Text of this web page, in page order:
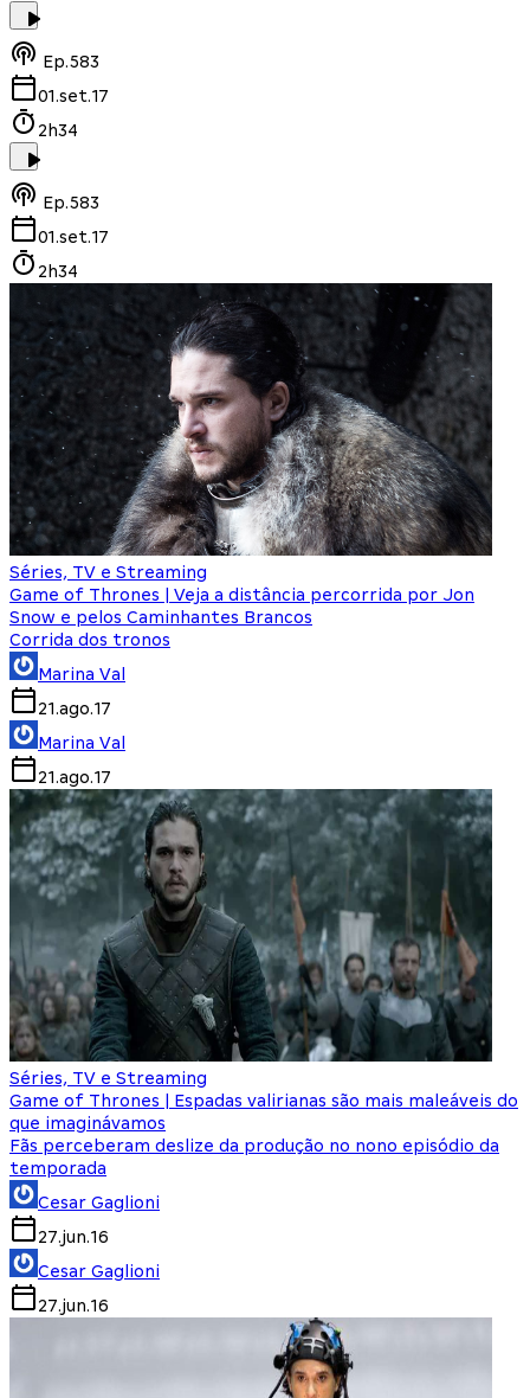
Ep.583
01.set.17
2h34
Ep.583
01.set.17
2h34
Séries, TV e Streaming
Game of Thrones | Veja a distância percorrida por Jon
Snow e pelos Caminhantes Brancos
Corrida dos tronos
Marina Val
21.ago.17
Marina Val
21.ago.17
Séries, TV e Streaming
Game of Thrones | Espadas valirianas são mais maleáveis do
que imaginávamos
Fãs perceberam deslize da produção no nono episódio da
temporada
Cesar Gaglioni
27.jun.16
Cesar Gaglioni
27.jun.16